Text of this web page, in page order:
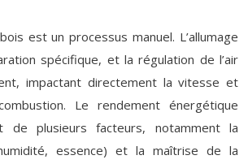
est un processus manuel. L’allumage
spécifique, et la régulation de l’air
impactant directement la vitesse et
Le rendement énergétique
de plusieurs facteurs, notamment la
essence) et la maîtrise de la